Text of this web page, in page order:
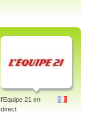
l'Equipe 21 en
direct